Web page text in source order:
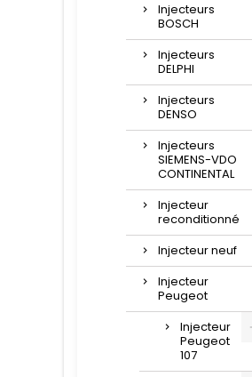
Injecteurs
BOSCH
Injecteurs
DELPHI
Injecteurs
DENSO
Injecteurs
SIEMENS-VDO
CONTINENTAL
Injecteur
reconditionné
Injecteur neuf
Injecteur
Peugeot
Injecteur
Peugeot
107